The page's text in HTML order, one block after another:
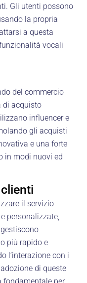
Gli utenti possono
la propria
a questa
vocali
del commercio
di acquisto
influencer e
gli acquisti
e una forte
in modi nuovi ed
il servizio
personalizzate,
più rapido e
l’interazione con i
di queste